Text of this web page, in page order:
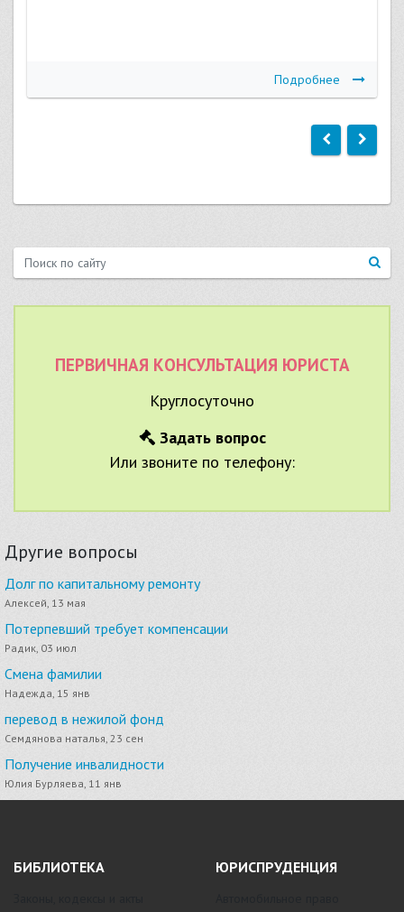
Подробнее
ПЕРВИЧНАЯ КОНСУЛЬТАЦИЯ ЮРИСТА
Круглосуточно
Задать вопрос
Или звоните по телефону:
Другие вопросы
Долг по капитальному ремонту
Алексей, 13 мая
Потерпевший требует компенсации
Радик, 03 июл
Смена фамилии
Надежда, 15 янв
перевод в нежилой фонд
Семдянова наталья, 23 сен
Получение инвалидности
Юлия Бурляева, 11 янв
БИБЛИОТЕКА ЮРИСПРУДЕНЦИЯ